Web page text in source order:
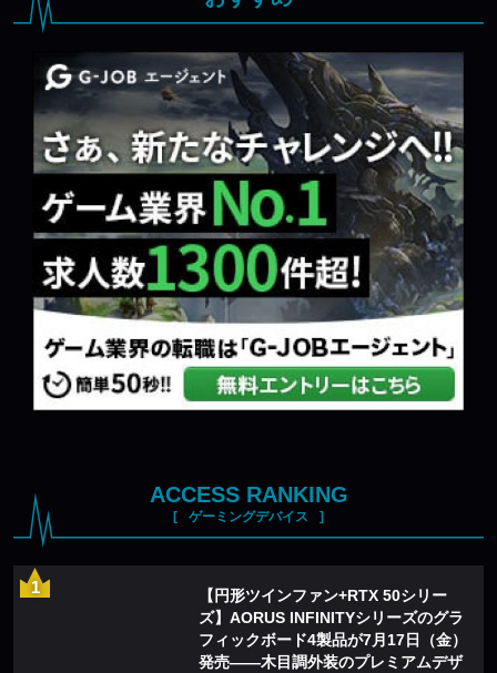
ACCESS RANKING
ゲーミングデバイス
【円形ツインファン+RTX 50シリー
ズ】AORUS INFINITYシリーズのグラ
フィックボード4製品が7月17日（金）
発売——木目調外装のプレミアムデザ